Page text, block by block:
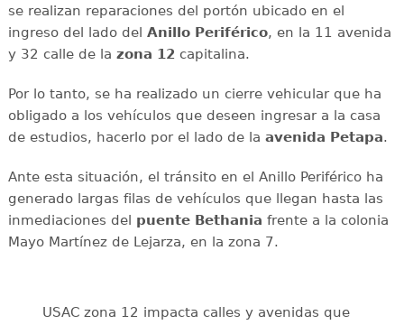
se realizan reparaciones del portón ubicado en el
ingreso del lado del Anillo Periférico, en la 11 avenida
y 32 calle de la zona 12capitalina.
Por lo tanto, se ha realizado un cierre vehicular que ha
obligado a los vehículos que deseen ingresar a la casa
de estudios, hacerlo por el lado de la avenida Petapa.
Ante esta situación, el tránsito en el Anillo Periférico ha
generado largas filas de vehículos que llegan hasta las
inmediaciones del puente Bethania frente a la colonia
Mayo Martínez de Lejarza, en la zona 7.
USAC zona 12 impacta calles y avenidas que